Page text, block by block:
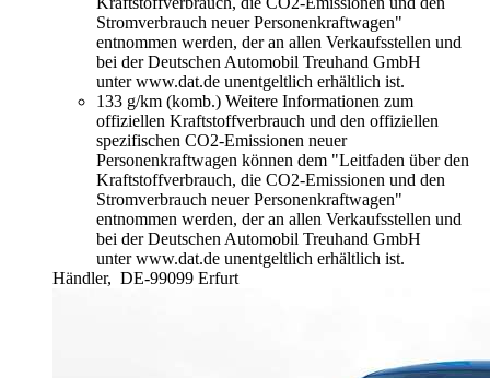
Stromverbrauch neuer Personenkraftwagen"
entnommen werden, der an allen Verkaufsstellen und
bei der Deutschen Automobil Treuhand GmbH
unter www.dat.de unentgeltlich erhältlich ist.
133 g/km (komb.) Weitere Informationen zum
offiziellen Kraftstoffverbrauch und den offiziellen
spezifischen CO2-Emissionen neuer
Personenkraftwagen können dem "Leitfaden über den
Kraftstoffverbrauch, die CO2-Emissionen und den
Stromverbrauch neuer Personenkraftwagen"
entnommen werden, der an allen Verkaufsstellen und
bei der Deutschen Automobil Treuhand GmbH
unter www.dat.de unentgeltlich erhältlich ist.
Händler, DE-99099 Erfurt